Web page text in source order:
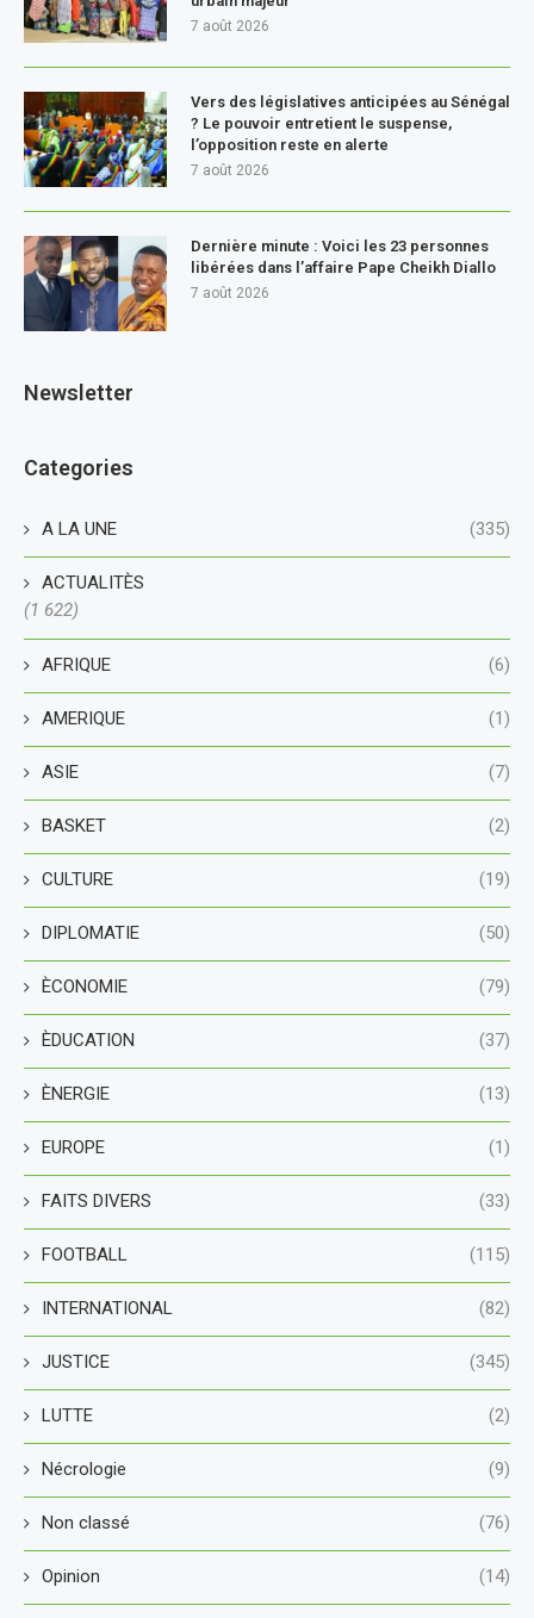
7 août 2026
Vers des législatives anticipées au Sénégal
? Le pouvoir entretient le suspense,
l’opposition reste en alerte
7 août 2026
Dernière minute : Voici les 23 personnes
libérées dans l’affaire Pape Cheikh Diallo
7 août 2026
Newsletter
Categories
A LA UNE (335)
ACTUALITÈS
(1 622)
AFRIQUE (6)
AMERIQUE (1)
ASIE (7)
BASKET (2)
CULTURE (19)
DIPLOMATIE (50)
ÈCONOMIE (79)
ÈDUCATION (37)
ÈNERGIE (13)
EUROPE (1)
FAITS DIVERS (33)
FOOTBALL (115)
INTERNATIONAL (82)
JUSTICE (345)
LUTTE (2)
Nécrologie (9)
Non classé (76)
Opinion (14)